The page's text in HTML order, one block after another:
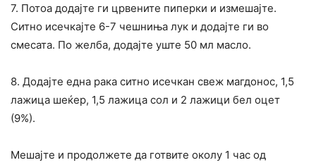
7. Потоа додајте ги црвените пиперки и измешајте.
Ситно исечкајте 6-7 чешниња лук и додајте ги во
смесата. По желба, додајте уште 50 мл масло.
8. Додајте една рака ситно исечкан свеж магдонос, 1,5
лажица шеќер, 1,5 лажица сол и 2 лажици бел оцет
(9%).
Мешајте и продолжете да готвите околу 1 час од